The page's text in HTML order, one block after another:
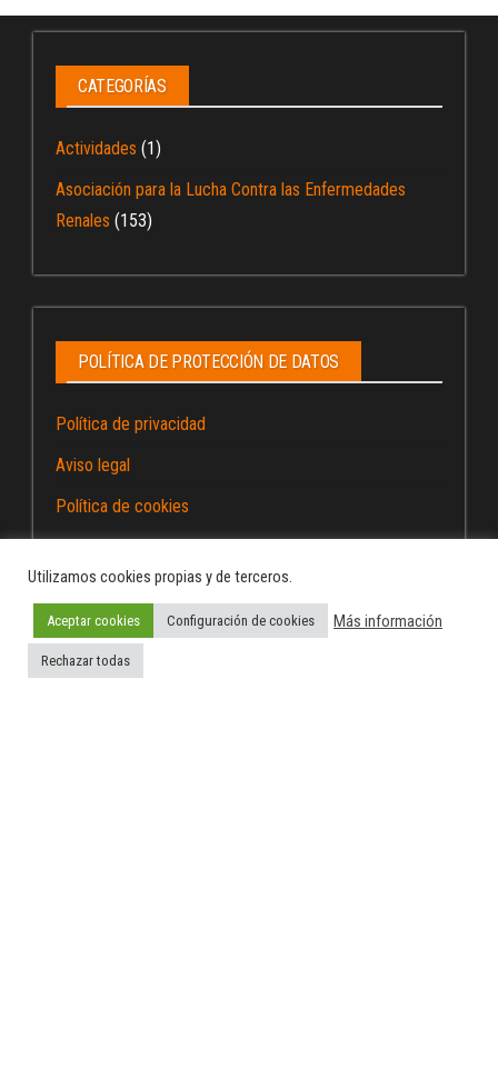
CATEGORÍAS
Actividades (1)
Asociación para la Lucha Contra las Enfermedades
Renales (153)
POLÍTICA DE PROTECCIÓN DE DATOS
Política de privacidad
Aviso legal
Política de cookies
Funciona gracias a
Utilizamos cookies propias y de terceros.
Aceptar cookies Configuración de cookies Más información
Rechazar todas